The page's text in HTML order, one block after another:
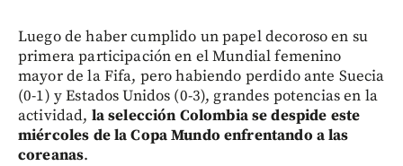
Luego de haber cumplido un papel decoroso en su
primera participación en el Mundial femenino
mayor de la Fifa, pero habiendo perdido ante Suecia
(0-1) y Estados Unidos (0-3), grandes potencias en la
actividad, la selección Colombia se despide este
miércoles de la Copa Mundo enfrentando a las
coreanas.